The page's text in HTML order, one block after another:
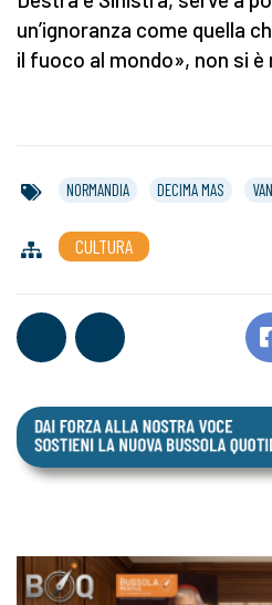
un’ignoranza come quella
il fuoco al mondo», non si è
NORMANDIA DECIMA MAS
CULTURA